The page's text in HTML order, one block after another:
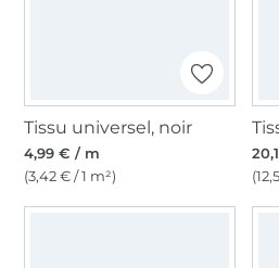
Tissu universel, noir
4,99 € / m
(3,42 € / 1 m²)